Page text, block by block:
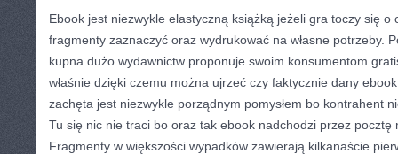
Ebook jest niezwykle elastyczną książką jeżeli gra toczy się o
fragmenty zaznaczyć oraz wydrukować na własne potrzeby.
kupna dużo wydawnictw proponuje swoim konsumentom
właśnie dzięki czemu można ujrzeć czy faktycznie dany
zachęta jest niezwykle porządnym pomysłem bo kontrahent
Tu się nic nie traci bo oraz tak ebook nadchodzi przez pocztę
Fragmenty w większości wypadków zawierają kilkanaście